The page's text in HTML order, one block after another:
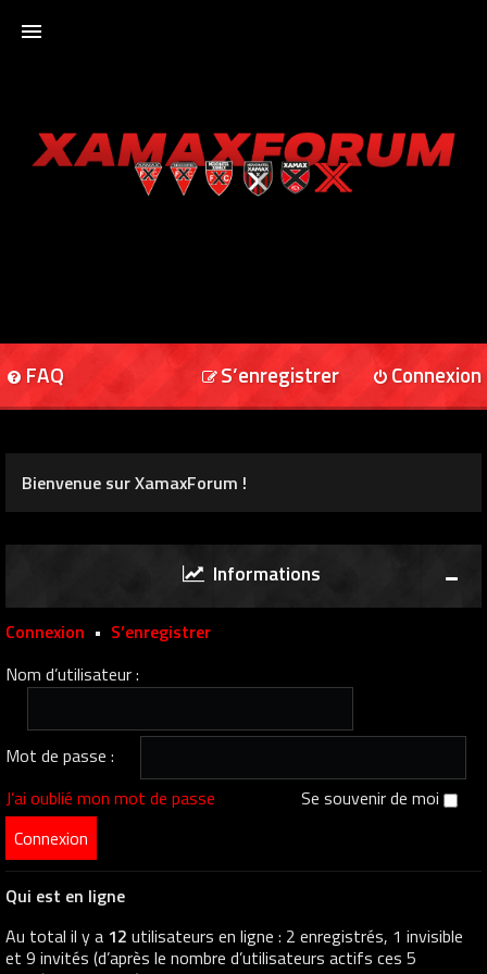
XAMAXFORUM
FAQ Connexion
S’enregistrer
Bienvenue sur XamaxForum !
Informations
Connexion • S’enregistrer
Nom d’utilisateur :
Mot de passe :
J’ai oublié mon mot de passe
Se souvenir de moi
Qui est en ligne
Au total il y a 12 utilisateurs en ligne : 2 enregistrés, 1 invisible
et 9 invités (d’après le nombre d’utilisateurs actifs ces 5